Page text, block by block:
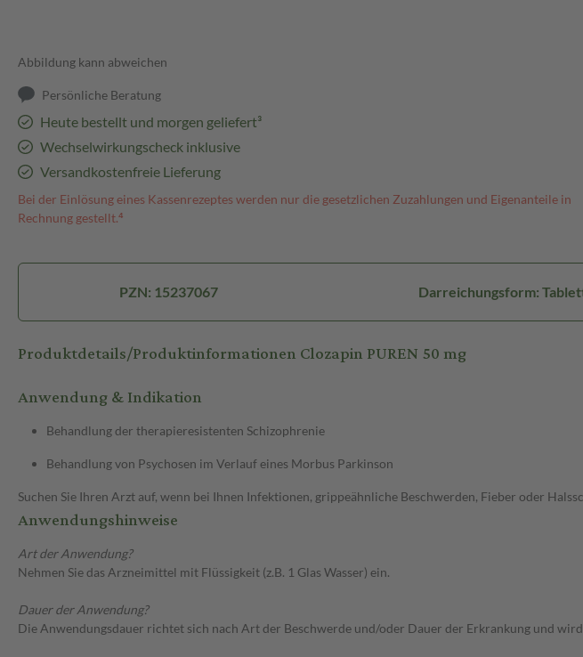
Abbildung kann abweichen
Persönliche Beratung
Heute bestellt und morgen geliefert³
Wechselwirkungscheck inklusive
Versandkostenfreie Lieferung
Bei der Einlösung eines Kassenrezeptes werden nur die gesetzlichen Zuzahlungen und Eigenanteile in
Rechnung gestellt.⁴
PZN: 15237067 Darreichungsform:
Produktdetails/Produktinformationen Clozapin PUREN 50 mg
Anwendung & Indikation
Behandlung der therapieresistenten Schizophrenie
Behandlung von Psychosen im Verlauf eines Morbus Parkinson
Suchen Sie Ihren Arzt auf, wenn bei Ihnen Infektionen, grippeähnliche Beschwerden, Fieber oder
Anwendungshinweise
Art der Anwendung?
Nehmen Sie das Arzneimittel mit Flüssigkeit (z.B. 1 Glas Wasser) ein.
Dauer der Anwendung?
Die Anwendungsdauer richtet sich nach Art der Beschwerde und/oder Dauer der Erkrankung und